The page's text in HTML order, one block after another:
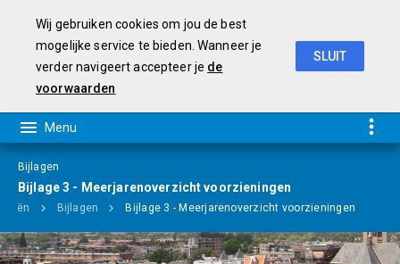
Bijlagen
Bijlage 3 - Meerjarenoverzicht voorzieningen
Bijlagen Bijlage 3 - Meerjarenoverzicht voorzieningen
Wij gebruiken cookies om jou de best
mogelijke service te bieden. Wanneer je
verder navigeert accepteer je de
voorwaarden
SLUIT